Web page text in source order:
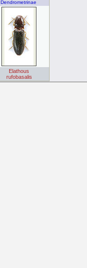
Dendrometrinae
Elathous
rufobasalis